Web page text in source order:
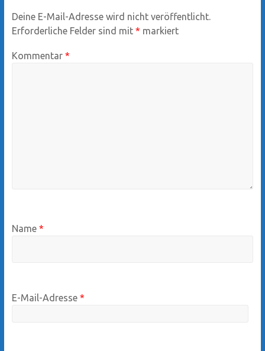
Deine E-Mail-Adresse wird nicht veröffentlicht.
Erforderliche Felder sind mit * markiert
Kommentar *
Name *
E-Mail-Adresse *